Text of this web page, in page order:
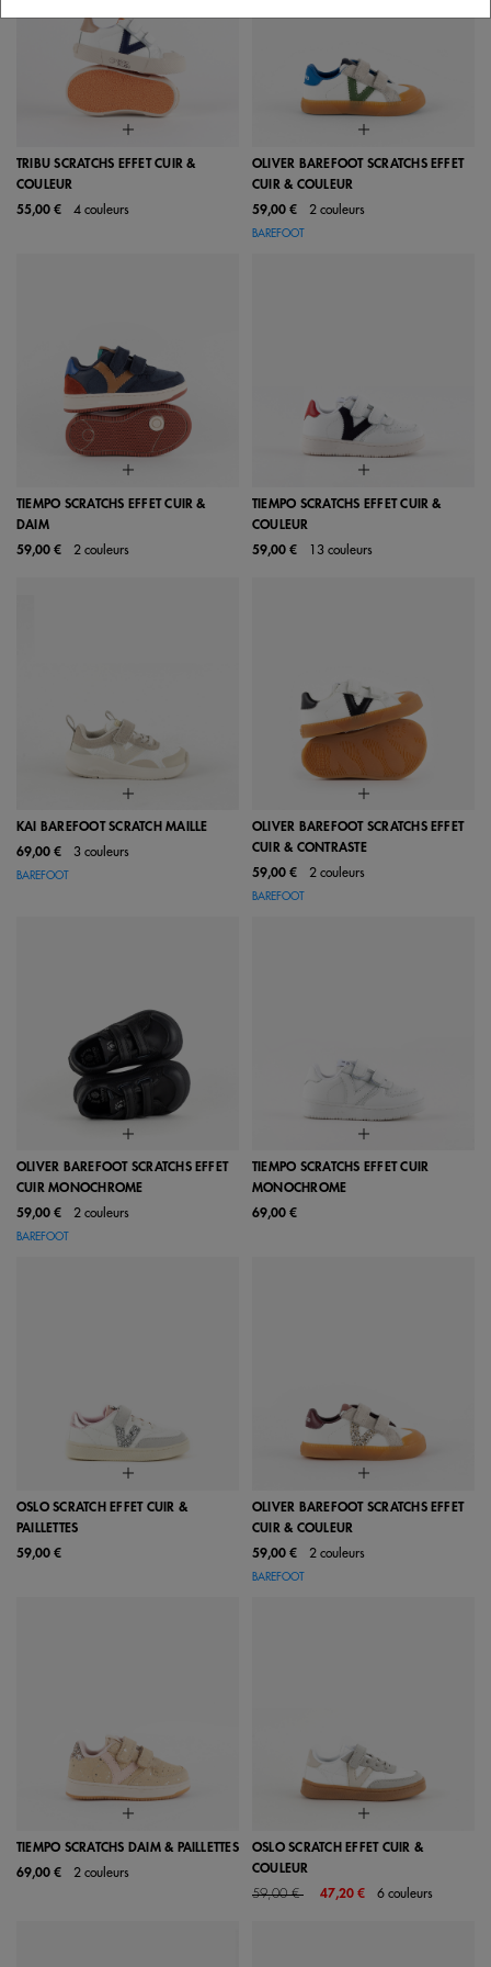
Notre collection de chaussures pour la rentrée scolaire
Faites de la rentrée scolaire une expérience positive et
mémorable avec la qualité et le design inégalés de Calzados
Victoria ! Desbaskets de sport pour enfantsauxchaussures
, notre collection de chaussures pour l'école est
conçue pour que chaque enfant se sente à l'aise et en sécurité
avec ses chaussures pour la rentrée.
TRIBU SCRATCHS EFFET CUIR &
COULEUR
55,00 €
4 couleurs
OLIVER BAREFOOT SCRATCHS EFFET
CUIR & COULEUR
59,00 €
2 couleurs
BAREFOOT
TIEMPO SCRATCHS EFFET CUIR &
DAIM
59,00 €
2 couleurs
TIEMPO SCRATCHS EFFET CUIR &
COULEUR
59,00 €
13 couleurs
KAI BAREFOOT SCRATCH MAILLE
69,00 €
3 couleurs
BAREFOOT
OLIVER BAREFOOT SCRATCHS EFFET
CUIR & CONTRASTE
59,00 €
2 couleurs
BAREFOOT
OLIVER BAREFOOT SCRATCHS EFFET
CUIR MONOCHROME
59,00 €
2 couleurs
BAREFOOT
TIEMPO SCRATCHS EFFET CUIR
MONOCHROME
69,00 €
OSLO SCRATCH EFFET CUIR &
PAILLETTES
59,00 €
OLIVER BAREFOOT SCRATCHS EFFET
CUIR & COULEUR
59,00 €
2 couleurs
BAREFOOT
TIEMPO SCRATCHS DAIM & PAILLETTES
69,00 €
2 couleurs
OSLO SCRATCH EFFET CUIR &
COULEUR
Price reduced from
59,00 €to 47,20 € 6 couleurs